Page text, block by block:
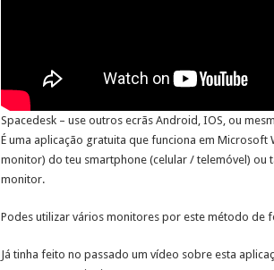
Spacedesk – use outros ecrãs Android, IOS, ou
É uma aplicação gratuita que funciona em Microsoft
monitor) do teu smartphone (celular / telemóvel)
monitor.
Podes utilizar vários monitores por este método de
Já tinha feito no passado um vídeo sobre esta